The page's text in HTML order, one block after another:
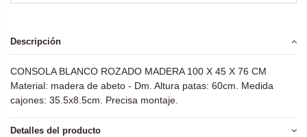
Descripción
CONSOLA BLANCO ROZADO MADERA 100 X 45 X 76 CM
Material: madera de abeto - Dm. Altura patas: 60cm. Medida
cajones: 35.5x8.5cm. Precisa montaje.
Detalles del producto